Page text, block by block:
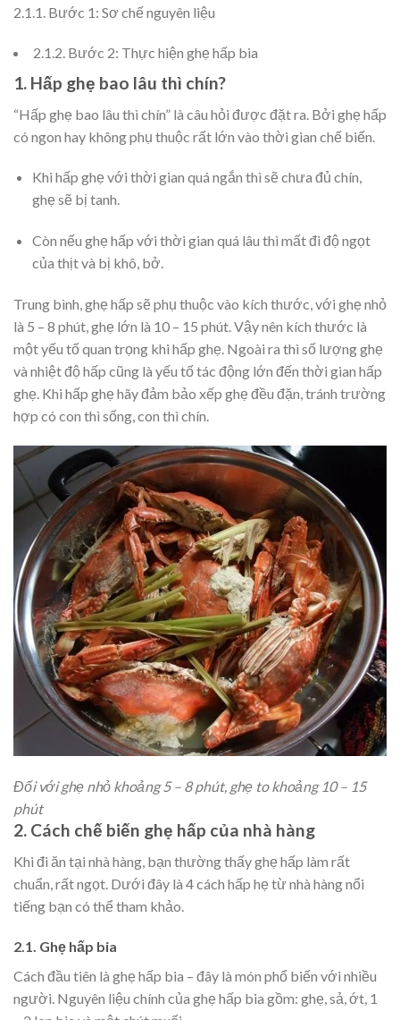
2.1.1. Bước 1: Sơ chế nguyên liệu
2.1.2. Bước 2: Thực hiện ghẹ hấp bia
1. Hấp ghẹ bao lâu thì chín?
“Hấp ghẹ bao lâu thì chín” là câu hỏi được đặt ra. Bởi ghẹ hấp
có ngon hay không phụ thuộc rất lớn vào thời gian chế biến.
Khi hấp ghẹ với thời gian quá ngắn thì sẽ chưa đủ chín,
ghẹ sẽ bị tanh.
Còn nếu ghẹ hấp với thời gian quá lâu thì mất đi độ ngọt
của thịt và bị khô, bở.
Trung bình, ghẹ hấp sẽ phụ thuộc vào kích thước, với ghẹ nhỏ
là 5 – 8 phút, ghẹ lớn là 10 – 15 phút. Vậy nên kích thước là
một yếu tố quan trọng khi hấp ghẹ. Ngoài ra thì số lượng ghẹ
và nhiệt độ hấp cũng là yếu tố tác động lớn đến thời gian hấp
ghẹ. Khi hấp ghẹ hãy đảm bảo xếp ghẹ đều đặn, tránh trường
hợp có con thì sống, con thì chín.
Đối với ghẹ nhỏ khoảng 5 – 8 phút, ghẹ to khoảng 10 – 15
phút
2. Cách chế biến ghẹ hấp của nhà hàng
Khi đi ăn tại nhà hàng, bạn thường thấy ghẹ hấp làm rất
chuẩn, rất ngọt. Dưới đây là 4 cách hấp hẹ từ nhà hàng nổi
tiếng bạn có thể tham khảo.
2.1. Ghẹ hấp bia
Cách đầu tiên là ghẹ hấp bia – đây là món phổ biến với nhiều
người. Nguyên liệu chính của ghẹ hấp bia gồm: ghẹ, sả, ớt, 1